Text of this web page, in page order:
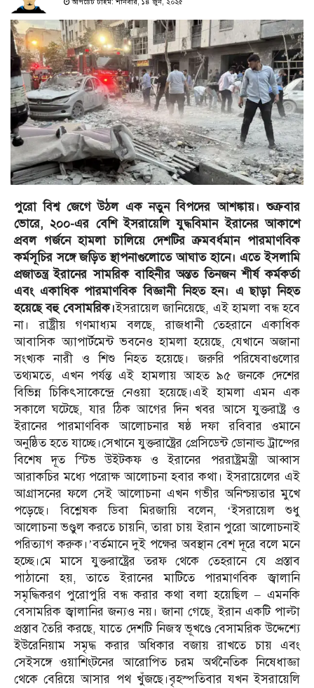
আপডেট টাইম: শনিবার, ১৪ জুন, ২০২৫
পুরো বিশ্ব জেগে উঠল এক নতুন বিপদের আশঙ্কায়। শুক্রবার
ভোরে, ২০০-এর বেশি ইসরায়েলি যুদ্ধবিমান ইরানের আকাশে
প্রবল গর্জনে হামলা চালিয়ে দেশটির ক্রমবর্ধমান পারমাণবিক
কর্মসূচির সঙ্গে জড়িত স্থাপনাগুলোতে আঘাত হানে। এতে ইসলামি
প্রজাতন্ত্র ইরানের সামরিক বাহিনীর অন্তত তিনজন শীর্ষ কর্মকর্তা
এবং একাধিক পারমাণবিক বিজ্ঞানী নিহত হন। এ ছাড়া নিহত
হয়েছে বহু বেসামরিক।ইসরায়েল জানিয়েছে, এই হামলা বন্ধ হবে
না। রাষ্ট্রীয় গণমাধ্যম বলছে, রাজধানী তেহরানে একাধিক
আবাসিক অ্যাপার্টমেন্ট ভবনেও হামলা হয়েছে, যেখানে অজানা
সংখ্যক নারী ও শিশু নিহত হয়েছে। জরুরি পরিষেবাগুলোর
তথ্যমতে, এখন পর্যন্ত এই হামলায় আহত ৯৫ জনকে দেশের
বিভিন্ন চিকিৎসাকেন্দ্রে নেওয়া হয়েছে।এই হামলা এমন এক
সকালে ঘটেছে, যার ঠিক আগের দিন খবর আসে যুক্তরাষ্ট্র ও
ইরানের পারমাণবিক আলোচনার ষষ্ঠ দফা রবিবার ওমানে
অনুষ্ঠিত হতে যাচ্ছে।সেখানে যুক্তরাষ্ট্রের প্রেসিডেন্ট ডোনাল্ড ট্রাম্পের
বিশেষ দূত স্টিভ উইটকফ ও ইরানের পররাষ্ট্রমন্ত্রী আব্বাস
আরাকচির মধ্যে পরোক্ষ আলোচনা হবার কথা। ইসরায়েলের এই
আগ্রাসনের ফলে সেই আলোচনা এখন গভীর অনিশ্চয়তার মুখে
পড়েছে। বিশ্লেষক ডিবা মিরজায়ি বলেন, ‘ইসরায়েল শুধু
আলোচনা ভণ্ডুল করতে চায়নি, তারা চায় ইরান পুরো আলোচনাই
পরিত্যাগ করুক।’বর্তমানে দুই পক্ষের অবস্থান বেশ দূরে বলে মনে
হচ্ছে।মে মাসে যুক্তরাষ্ট্রের তরফ থেকে তেহরানে যে প্রস্তাব
পাঠানো হয়, তাতে ইরানের মাটিতে পারমাণবিক জ্বালানি
সমৃদ্ধিকরণ পুরোপুরি বন্ধ করার কথা বলা হয়েছিল – এমনকি
বেসামরিক জ্বালানির জন্যও নয়। জানা গেছে, ইরান একটি পাল্টা
প্রস্তাব তৈরি করছে, যাতে দেশটি নিজস্ব ভূখণ্ডে বেসামরিক উদ্দেশ্যে
ইউরেনিয়াম সমৃদ্ধ করার অধিকার বজায় রাখতে চায় এবং
সেইসঙ্গে ওয়াশিংটনের আরোপিত চরম অর্থনৈতিক নিষেধাজ্ঞা
থেকে বেরিয়ে আসার পথ খুঁজছে।বৃহস্পতিবার যখন ইসরায়েলি